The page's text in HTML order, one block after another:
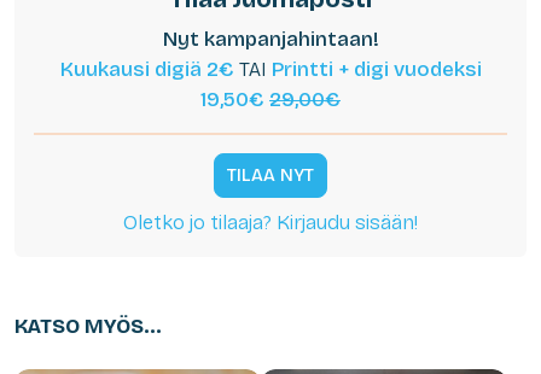
Nyt kampanjahintaan!
Kuukausi digiä 2€ TAI Printti + digi vuodeksi
19,50€ 29,00€
TILAA NYT
Oletko jo tilaaja? Kirjaudu sisään!
KATSO MYÖS...